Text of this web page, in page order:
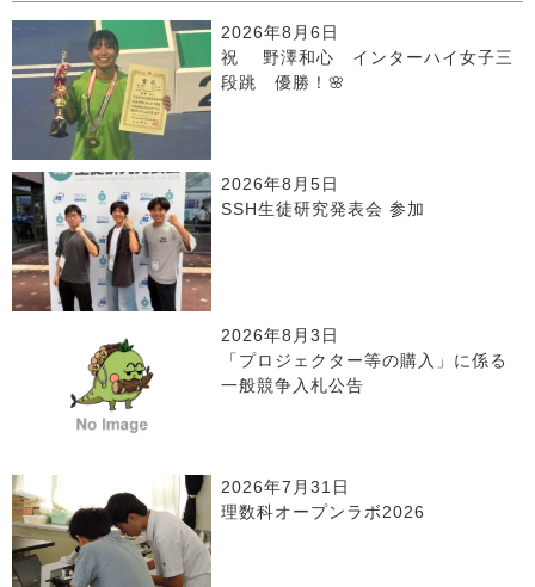
2026年8月6日
祝 野澤和心 インターハイ女子三
段跳 優勝！🌸
2026年8月5日
SSH生徒研究発表会 参加
2026年8月3日
「プロジェクター等の購入」に係る
一般競争入札公告
2026年7月31日
理数科オープンラボ2026